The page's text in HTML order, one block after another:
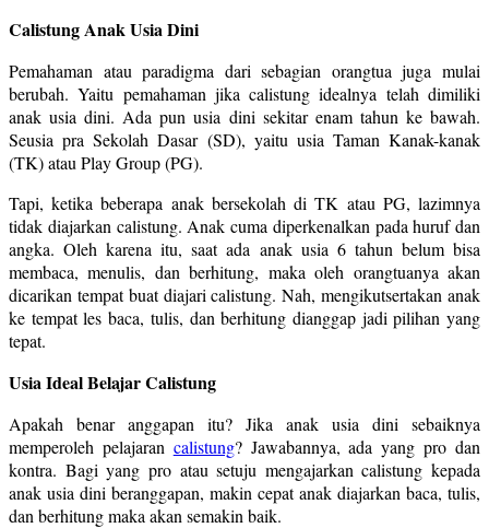
Calistung Anak Usia Dini
Pemahaman atau paradigma dari sebagian orangtua juga mulai
berubah. Yaitu pemahaman jika calistung idealnya telah dimiliki
anak usia dini. Ada pun usia dini sekitar enam tahun ke bawah.
Seusia pra Sekolah Dasar (SD), yaitu usia Taman Kanak-kanak
(TK) atau Play Group (PG).
Tapi, ketika beberapa anak bersekolah di TK atau PG, lazimnya
tidak diajarkan calistung. Anak cuma diperkenalkan pada huruf dan
angka. Oleh karena itu, saat ada anak usia 6 tahun belum bisa
membaca, menulis, dan berhitung, maka oleh orangtuanya akan
dicarikan tempat buat diajari calistung. Nah, mengikutsertakan anak
ke tempat les baca, tulis, dan berhitung dianggap jadi pilihan yang
tepat.
Usia Ideal Belajar Calistung
Apakah benar anggapan itu? Jika anak usia dini sebaiknya
memperoleh pelajaran calistung? Jawabannya, ada yang pro dan
kontra. Bagi yang pro atau setuju mengajarkan calistung kepada
anak usia dini beranggapan, makin cepat anak diajarkan baca, tulis,
dan berhitung maka akan semakin baik.